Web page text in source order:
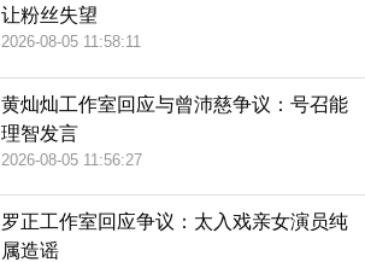
让粉丝失望
2026-08-05 11:58:11
黄灿灿工作室回应与曾沛慈争议：号召能
理智发言
2026-08-05 11:56:27
罗正工作室回应争议：太入戏亲女演员纯
属造谣